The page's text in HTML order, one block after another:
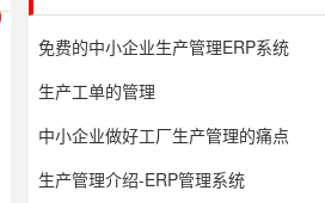
免费的中小企业生产管理ERP系统
生产工单的管理
中小企业做好工厂生产管理的痛点
生产管理介绍-ERP管理系统